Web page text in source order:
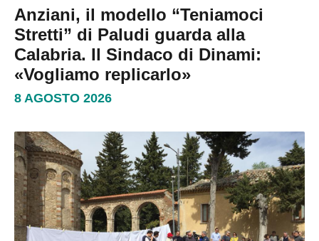
Anziani, il modello “Teniamoci
Stretti” di Paludi guarda alla
Calabria. Il Sindaco di Dinami:
«Vogliamo replicarlo»
8 AGOSTO 2026